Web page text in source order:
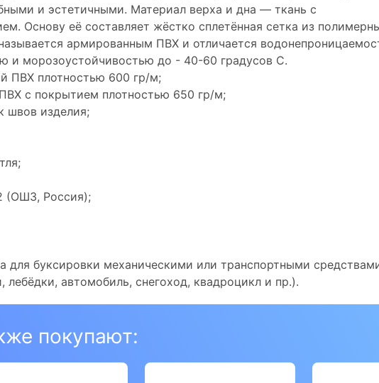
и эстетичными. Материал верха и дна — ткань с
Основу её составляет жёстко сплетённая сетка из
армированным ПВХ и отличается
и морозоустойчивостью до - 40-60 градусов С.
ПВХ плотностью 600 гр/м;
с покрытием плотностью 650 гр/м;
швов изделия;
(ОШЗ, Россия);
для буксировки механическими или транспортными
лебёдки, автомобиль, снегоход, квадроцикл и пр.).
покупают: